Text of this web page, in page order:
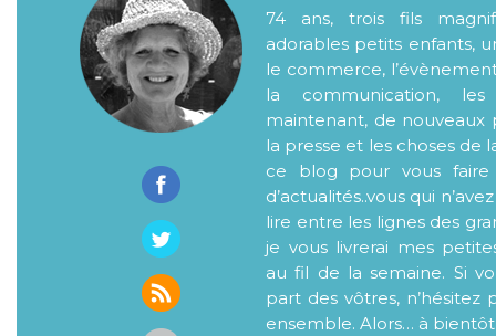
74 ans, trois fils
adorables petits enfants,
le commerce,
la communication,
maintenant, de nouveaux
la presse et les choses de
ce blog pour vous faire
d’actualités..vous qui
lire entre les lignes des
je vous livrerai mes
au fil de la semaine. Si
part des vôtres, n’hésitez
ensemble. Alors… à bientôt